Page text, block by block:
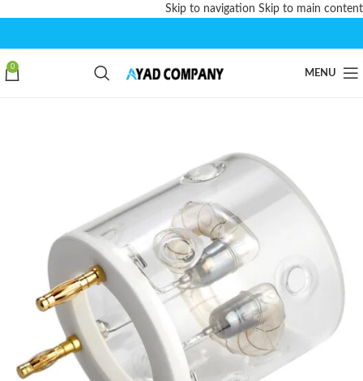
Skip to navigation Skip to main content
MENU
0